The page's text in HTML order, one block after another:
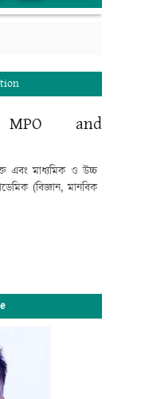
and
এবং মাধ্যমিক ও উচ্চ
(বিজ্ঞান, মানবিক